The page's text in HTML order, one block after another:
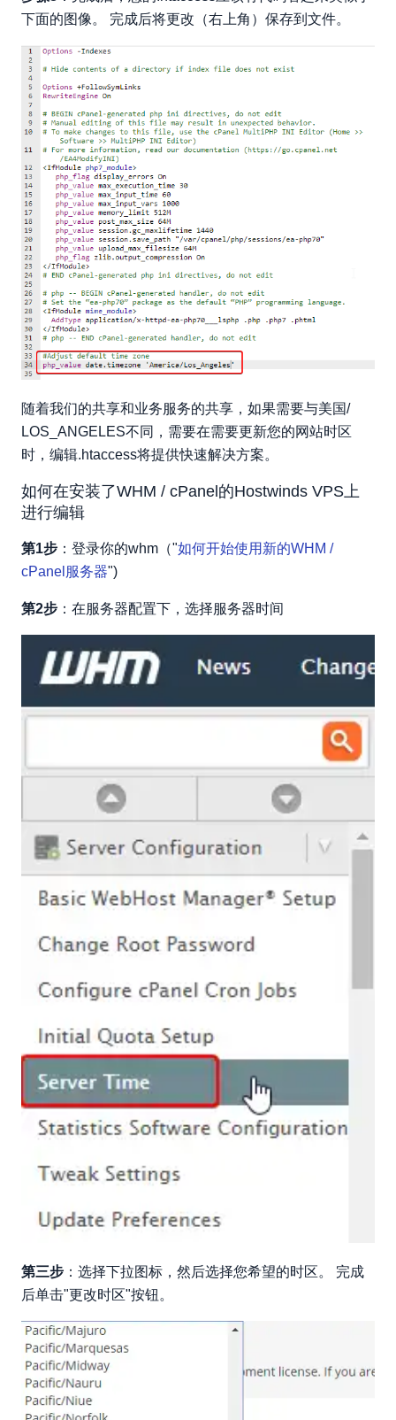
下面的图像。 完成后将更改（右上角）保存到文件。
随着我们的共享和业务服务的共享，如果需要与美国/
LOS_ANGELES不同，需要在需要更新您的网站时区
时，编辑.htaccess将提供快速解决方案。
如何在安装了WHM / cPanel的Hostwinds VPS上
进行编辑
第1步 ：登录你的whm（"如何开始使用新的WHM /
cPanel服务器")
第2步 ：在服务器配置下，选择服务器时间
第三步 ：选择下拉图标，然后选择您希望的时区。 完成
后单击"更改时区"按钮。